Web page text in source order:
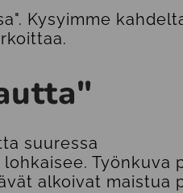
Kysyimme
suuressa
Työnkuva
alkoivat maistua